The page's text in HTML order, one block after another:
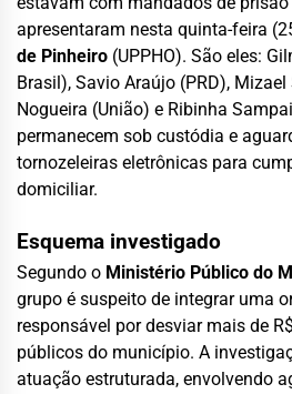
apresentaram nesta quinta-feira
de Pinheiro (UPPHO). São eles:
Brasil), Savio Araújo (PRD),
Nogueira (União) e Ribinha
permanecem sob custódia e
tornozeleiras eletrônicas para
domiciliar.
Esquema investigado
Segundo o Ministério Público do
grupo é suspeito de integrar uma
responsável por desviar mais de
públicos do município. A
atuação estruturada, envolvendo